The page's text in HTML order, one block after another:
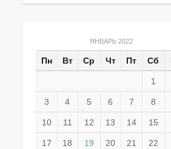
ЯНВАРЬ 2022
Пн Вт Ср Чт Пт Сб
1
3 4 5 6 7 8
10 11 12 13 14 15
17 18 19 20 21 22